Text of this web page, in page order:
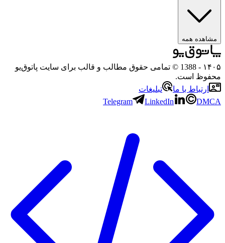
مشاهده همه
۱۴۰۵
- 1388 © تمامی حقوق مطالب و قالب برای سایت پاتوق‌یو
محفوظ است.
ارتباط با ما
تبلیغات
Telegram
LinkedIn DMCA